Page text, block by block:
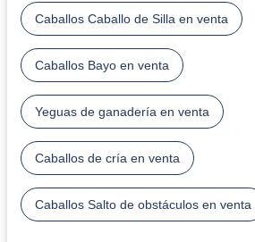
Caballos Caballo de Silla en venta
Caballos Bayo en venta
Yeguas de ganadería en venta
Caballos de cría en venta
Caballos Salto de obstáculos en venta